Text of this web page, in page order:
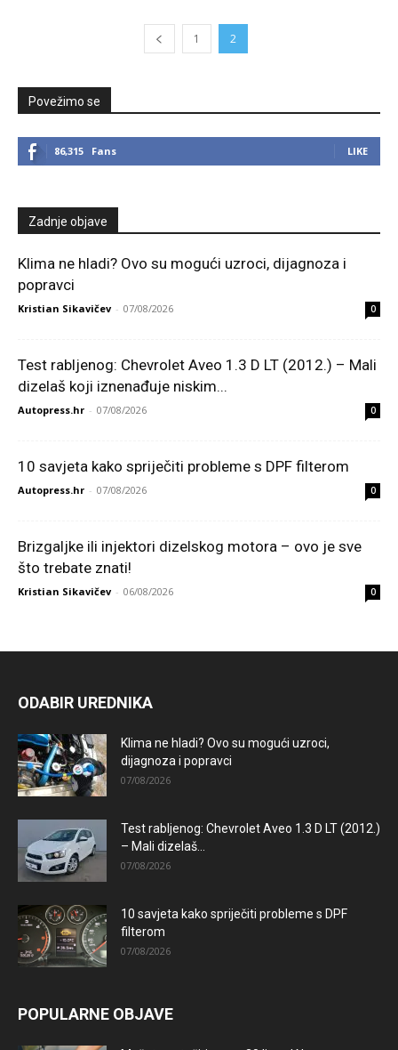
1 2
Povežimo se
86,315 Fans LIKE
Zadnje objave
Klima ne hladi? Ovo su mogući uzroci, dijagnoza i
popravci
Kristian Sikavičev - 07/08/2026 0
Test rabljenog: Chevrolet Aveo 1.3 D LT (2012.) – Mali
dizelaš koji iznenađuje niskim...
Autopress.hr - 07/08/2026 0
10 savjeta kako spriječiti probleme s DPF filterom
Autopress.hr - 07/08/2026 0
Brizgaljke ili injektori dizelskog motora – ovo je sve
što trebate znati!
Kristian Sikavičev - 06/08/2026 0
ODABIR UREDNIKA
Klima ne hladi? Ovo su mogući uzroci,
dijagnoza i popravci
07/08/2026
Test rabljenog: Chevrolet Aveo 1.3 D LT (2012.)
– Mali dizelaš...
07/08/2026
10 savjeta kako spriječiti probleme s DPF
filterom
07/08/2026
POPULARNE OBJAVE